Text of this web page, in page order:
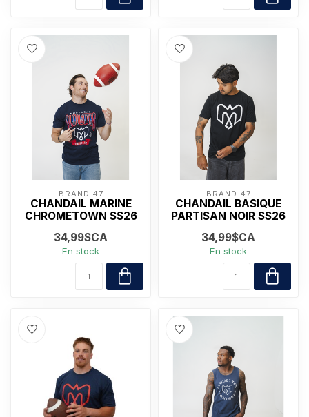
BRAND 47
CHANDAIL MARINE
CHROMETOWN SS26
34,99$CA
En stock
BRAND 47
CHANDAIL BASIQUE
PARTISAN NOIR SS26
34,99$CA
En stock